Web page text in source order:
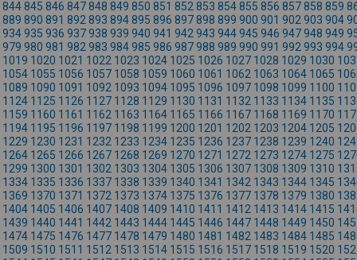
844845 846 847848 849 850 851 852 853 854855 856 857858 859
889 890 891 892 893 894895 896 897898 899 900 901 902 903 904
934935 936 937938 939 940 941 942 943 944945 946 947948 949
979 980 981 982 983 984985 986 987988 989 990 991 992 993 994
1019 1020 1021 1022 1023 1024 1025 1026 1027 1028 1029 1030
1054 1055 1056 1057 1058 1059 1060 1061 1062 1063 1064 1065
1089 1090 1091 1092 1093 1094 1095 1096 1097 1098 1099 1100
1124 1125 1126 1127 1128 1129 1130 1131 1132 1133 1134 1135
1159 1160 1161 1162 1163 1164 1165 1166 1167 1168 1169 1170
1194 1195 1196 1197 1198 1199 1200 1201 1202 1203 1204 1205
1229 1230 1231 1232 1233 1234 1235 1236 1237 1238 1239 1240
1264 1265 1266 1267 1268 1269 1270 1271 1272 1273 1274 1275
1299 1300 1301 1302 1303 1304 1305 1306 1307 1308 1309 1310
1334 1335 1336 1337 1338 1339 1340 1341 1342 1343 1344 1345
1369 1370 1371 1372 1373 1374 1375 1376 1377 1378 1379 1380
1404 1405 1406 1407 1408 1409 1410 1411 1412 1413 1414 1415
1439 1440 1441 1442 1443 1444 1445 1446 1447 1448 1449 1450
1474 1475 1476 1477 1478 1479 1480 1481 1482 1483 1484 1485
1509 1510 1511 1512 1513 1514 1515 1516 1517 1518 1519 1520